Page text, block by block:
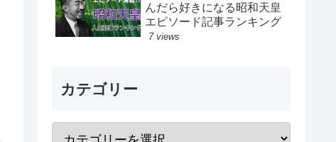
んだら好きになる昭和天皇
エピソード記事ランキング
7 views
カテゴリー